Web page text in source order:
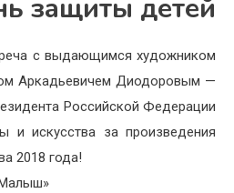
защиты детей
с выдающимся художником
Аркадьевичем Диодоровым —
Российской Федерации
и искусства за произведения
2018 года!